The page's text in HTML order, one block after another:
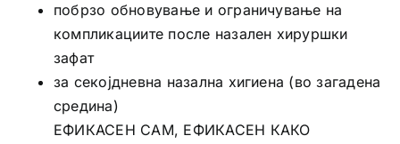
побрзо обновување и ограничување на
компликациите после назален хируршки
зафат
за секојдневна назална хигиена (во загадена
средина)
ЕФИКАСЕН САМ, ЕФИКАСЕН КАКО